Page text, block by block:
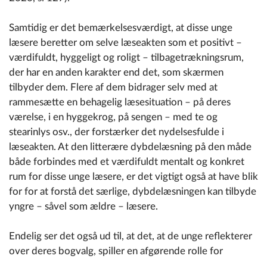
Samtidig er det bemærkelsesværdigt, at disse unge
læsere beretter om selve læseakten som et positivt –
værdifuldt, hyggeligt og roligt – tilbagetrækningsrum,
der har en anden karakter end det, som skærmen
tilbyder dem. Flere af dem bidrager selv med at
rammesætte en behagelig læsesituation – på deres
værelse, i en hyggekrog, på sengen – med te og
stearinlys osv., der forstærker det nydelsesfulde i
læseakten. At den litterære dybdelæsning på den måde
både forbindes med et værdifuldt mentalt og konkret
rum for disse unge læsere, er det vigtigt også at have blik
for for at forstå det særlige, dybdelæsningen kan tilbyde
yngre – såvel som ældre – læsere.
Endelig ser det også ud til, at det, at de unge reflekterer
over deres bogvalg, spiller en afgørende rolle for